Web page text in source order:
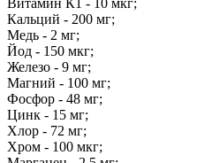
Кальций - 200 мг;
Медь - 2 мг;
Йод - 150 мкг;
Железо - 9 мг;
Магний - 100 мг;
Фосфор - 48 мг;
Цинк - 15 мг;
Хлор - 72 мг;
Хром - 100 мкг;